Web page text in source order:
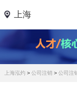
上海
上海泓灼 > 公司注销 > 公司注